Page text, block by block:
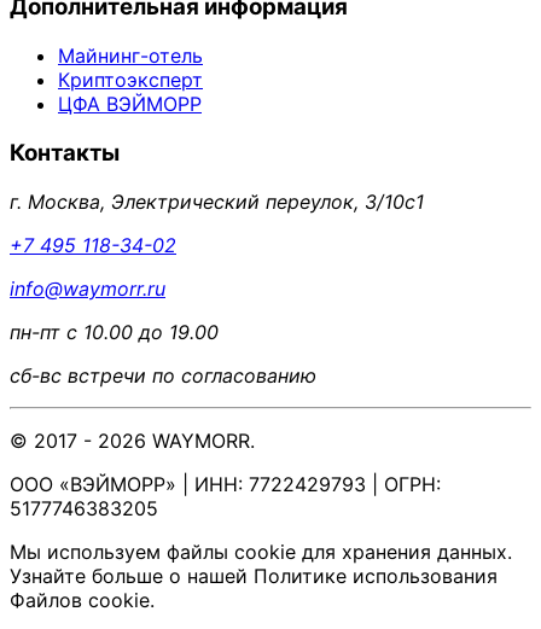
Дополнительная информация
Майнинг-отель
Криптоэксперт
ЦФА ВЭЙМОРР
Контакты
г. Москва, Электрический переулок, 3/10с1
+7 495 118-34-02
info@waymorr.ru
пн-пт с 10.00 до 19.00
сб-вс встречи по согласованию
© 2017 - 2026 WAYMORR.
ООО «ВЭЙМОРР» | ИНН: 7722429793 | ОГРН:
5177746383205
Мы используем файлы cookie для хранения данных.
Узнайте больше о нашей Политике использования
Файлов cookie.